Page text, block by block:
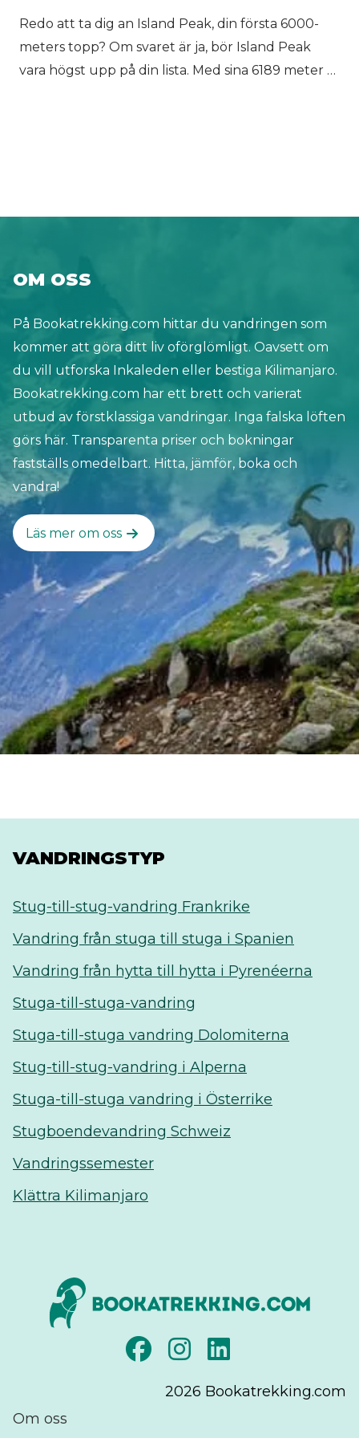
av ett problem jämfört med exempelvis
Annapurna Circuit eller Everest Base Camp.
Redo att ta dig an Island Peak, din första 6000-
meters topp? Om svaret är ja, bör Island Peak
vara högst upp på din lista. Med sina 6189 meter är
ge dig råd om hur du bestiger en 6000 meters
höjdsjuka. Nyfiken på hur utsikten från toppen
ser ut? Kom och följ med oss på Everest Base
Camp och Island Peak trekking!
OM OSS
På Bookatrekking.com hittar du vandringen som
kommer att göra ditt liv oförglömligt. Oavsett om
du vill utforska Inkaleden eller bestiga Kilimanjaro.
Bookatrekking.com har ett brett och varierat
utbud av förstklassiga vandringar. Inga falska löften
görs här. Transparenta priser och bokningar
fastställs omedelbart. Hitta, jämför, boka och
vandra!
Läs mer om oss
VANDRINGSTYP
Stug-till-stug-vandring Frankrike
Vandring från stuga till stuga i Spanien
Vandring från hytta till hytta i Pyrenéerna
Stuga-till-stuga-vandring
Stuga-till-stuga vandring Dolomiterna
Stug-till-stug-vandring i Alperna
Stuga-till-stuga vandring i Österrike
Stugboendevandring Schweiz
Vandringssemester
Klättra Kilimanjaro
2026 Bookatrekking.com
Om oss